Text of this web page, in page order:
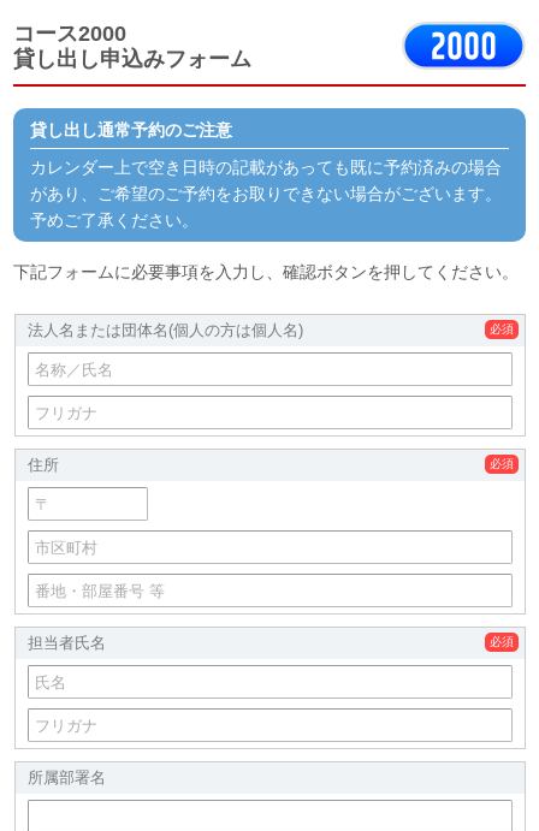
コース2000
貸し出し申込みフォーム
貸し出し通常予約のご注意
カレンダー上で空き日時の記載があっても既に予約済みの場合
があり、ご希望のご予約をお取りできない場合がございます。
予めご了承ください。
下記フォームに必要事項を入力し、確認ボタンを押してください。
法人名または団体名 (個人の方は個人名)
住所
担当者氏名
所属部署名